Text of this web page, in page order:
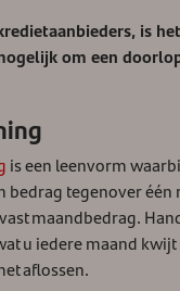
is
om een
is een leenvorm
bedrag tegenover één
maandbedrag.
u iedere maand kwijt
aflossen.